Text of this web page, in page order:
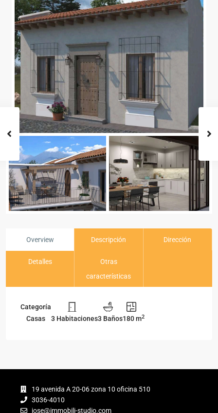
Overview Descripción Dirección
Detalles
Otras
características
Categoría
Casas
3 Habitaciones3 Baños180 m2
19 avenida A 20-06 zona 10 oficina 510
3036-4010
jose@immobili-studio.com